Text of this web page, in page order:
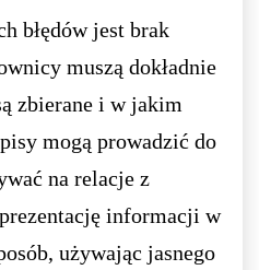
błędów jest brak
muszą dokładnie
zbierane i w jakim
mogą prowadzić do
na relacje z
informacji w
używając jasnego